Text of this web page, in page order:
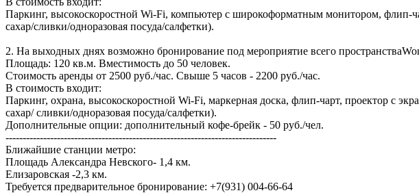
Паркинг, высокоскоростной Wi-Fi, компьютер с широкоформатным монитором, флип-
сахар/сливки/одноразовая посуда/салфетки).
2. На выходных днях возможно бронирование под мероприятие всего
Площадь: 120 кв.м. Вместимость до 50 человек.
Стоимость аренды от 2500 руб./час. Свыше 5 часов - 2200 руб./час.
В стоимость входит:
Паркинг, охрана, высокоскоростной Wi-Fi, маркерная доска, флип-чарт, проектор с
сахар/ сливки/одноразовая посуда/салфетки).
Дополнительные опции: дополнительный кофе-брейк - 50 руб./чел.
-------------------------------------------------------------------------------
Ближайшие станции метро:
Площадь Александра Невского- 1,4 км.
Елизаровская -2,3 км.
Требуется предварительное бронирование: +7(931) 004-66-64